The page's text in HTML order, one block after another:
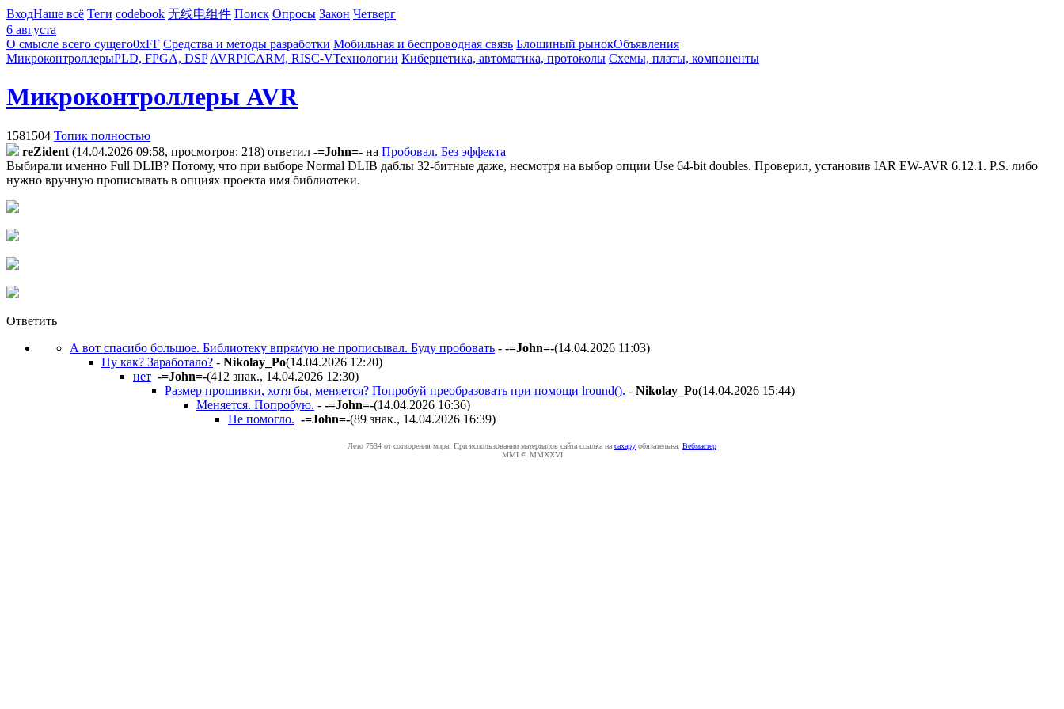
ВходНаше всё Теги codebook 无线电组件 Поиск Опросы Закон Четверг
6 августа
О смысле всего сущего0xFF Средства и методы разработки Мобильная и беспроводная связь Блошиный рынокОбъявления
МикроконтроллерыPLD, FPGA, DSP AVRPICARM, RISC-VТехнологии Кибернетика, автоматика, протоколы Схемы, платы, компоненты
Микроконтроллеры AVR
1581504 Топик полностью
reZident (14.04.2026 09:58, просмотров: 218) ответил -=John=- на Пробовал. Без эффекта
Выбирали именно Full DLIB? Потому, что при выборе Normal DLIB даблы 32-битные даже, несмотря на выбор опции Use 64-bit doubles. Проверил, установив IAR EW-AVR 6.12.1. P.S. либо
нужно вручную прописывать в опциях проекта имя библиотеки.
Ответить
А вот спасибо большое. Библиотеку впрямую не прописывал. Буду пробовать - -=John=-(14.04.2026 11:03)
Ну как? Заработало? - Nikolay_Po(14.04.2026 12:20)
нет -=John=-(412 знак., 14.04.2026 12:30)
Размер прошивки, хотя бы, меняется? Попробуй преобразовать при помощи lround(). - Nikolay_Po(14.04.2026 15:44)
Меняется. Попробую. - -=John=-(14.04.2026 16:36)
Не помогло. -=John=-(89 знак., 14.04.2026 16:39)
Лето 7534 от сотворения мира. При использовании материалов сайта ссылка на caxapу обязательна. Вебмастер
MMI © MMXXVI